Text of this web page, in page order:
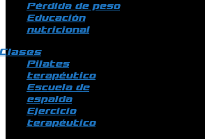
Pérdida de peso
Educación
nutricional
Pilates
terapéutico
Escuela de
espalda
Ejercicio
terapéutico